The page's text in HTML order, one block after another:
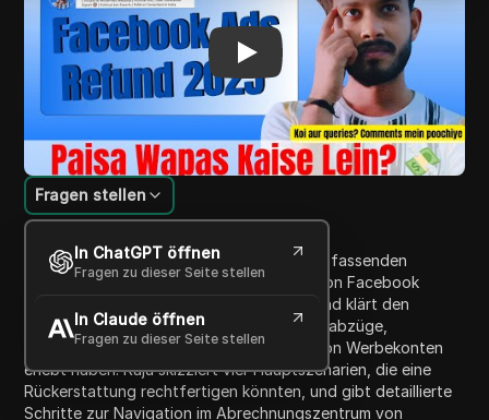
Inhaltsübersicht
Fragen stellen
In ChatGPT öffnen
Fragen zu dieser Seite stellen
In Claude öffnen
Fragen zu dieser Seite stellen
In diesem Video teilt Raju Sharma einen umfassenden
Leitfaden, wie man eine Rückerstattung von Facebook
erhält. Er erklärt die aktuellen Richtlinien und klärt den
Prozess für Nutzer, die Probleme wie Geldabzüge,
Kontodeaktivierungen oder Sperrungen von Werbekonten
erlebt haben. Raju skizziert vier Hauptszenarien, die eine
Rückerstattung rechtfertigen könnten, und gibt detaillierte
Schritte zur Navigation im Abrechnungszentrum von